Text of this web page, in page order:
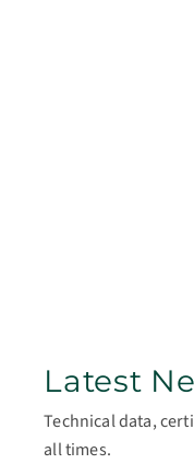
Latest
Technical data,
all times.